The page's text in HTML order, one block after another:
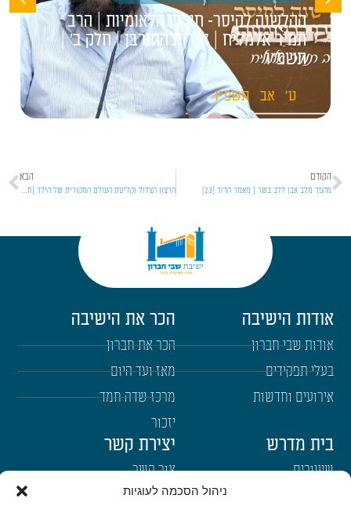
ניהול הסכמה לעוגיות
ההלשנה לקיסר- חורבן הלאומיות | הרב
תמיר אלמליח | אגדות החורבן | חלק ב' |
תשפ"ו
ט' אב תשפ"ו
הקודם
מהפך מלב אבן ללב בשר | מאמר הדור [23]
הבא
הרצון הצלול וקליטת העולם המקורית של הילד |חינוך ילדים [09]
אודות הישיבה
אודות שבי חברון
בעלי תפקידים
אירועים וחדשות
הכר את הישיבה
הכר את חברון
מאז ועד היום
מרכז שדה חמד
יזכור
בית מדרש
שיעורים
יצירת קשר
צור קשר
הרשמה לשבו"ש